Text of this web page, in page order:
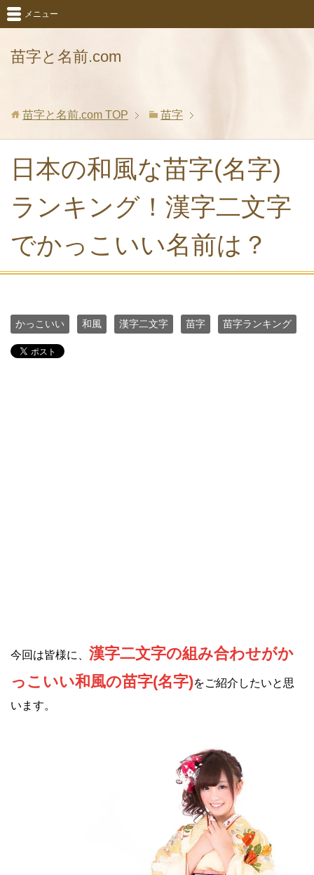
苗字と名前.com
メニュー
苗字と名前.com TOP 苗字
日本の和風な苗字(名字)
ランキング！漢字二文字
でかっこいい名前は？
かっこいい 和風 漢字二文字 苗字 苗字ランキング
今回は皆様に、 漢字二文字の組み合わせがか
っこいい和風の苗字(名字)をご紹介したいと思
います。